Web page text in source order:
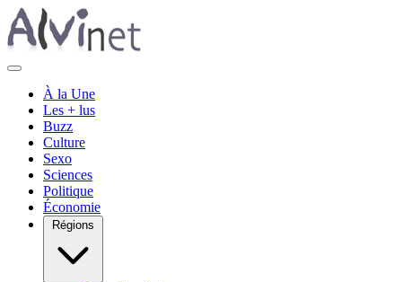
À la Une
Les + lus
Buzz
Culture
Sexo
Sciences
Politique
Économie
Régions